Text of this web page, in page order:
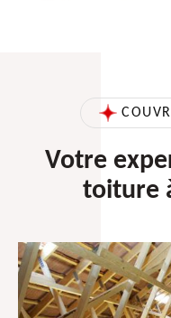
Votre
toiture